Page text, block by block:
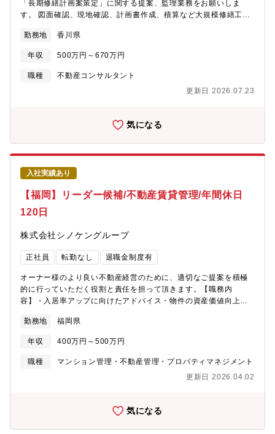
「長期修繕計画案策定」に関する提案、監理業務をお願いしま
す。 図面確認、現地確認、計画書作成、積算など大規模修繕工事
数多くの分譲マンションの管理業務を受託しており、各マンショ
ンの担当者（フロント）と連携しながら、分譲マンションにお住
まいのお客様（管理組合）の要望や経過年数に応じた修繕計画を
立案します。■現地調査、建物の劣化診断実際に該当物件に行き、
します。 ※近県へ出張することもありますが、慣れるまでは先
担当者と同席し、工事内容の説明を行います。■受注後は、当社グ
ループの建設会社と協力体制を築き、施主側の立場で契約までの
サポートを行います。【働きやすい環境を目指しています】・フ
レックスタイム制で、社員それぞれのライフスタイルに合った柔
軟な勤務時間帯を選択出来ます。・業務システムが19時にシャッ
トダウンするため、ほとんどの社員はその時間までに退社してい
ます。・入退室時のチェックシステムに加えてPCログの確認もし
ているため、過度な残業やサービス残業が発生しないよう労務管
理に気を配っています。・転勤について：ブロック制度（会社指
する場合は本人の希望や家庭事情等を事前に確認しています。転
居を伴う異動が発生する場合は、各種手当あり。【募集部門】分
譲マンションの大規模修繕に関する提案・コンサル業務【募集の
背景】「わたしたちは“しあわせ『感』理”を実現します」という企
業理念のもと、お客様の資産であるマンションの価値の維持・向
上に注力してきました。 これまで500棟を超える大規模修繕工事
の施工実績ありますが、工事を担うグループの建設会社と共に自
社で監理できる体制をさらに強化していくため、専門知識を持っ
勤務地 香川県
年収 500万円～670万円
職種
不動産コンサルタント
更新日 2026.07.23
気になる
入社実績あり
【福岡】リーダー候補/不動産賃貸管理/年間休日
120日
株式会社シノケングループ
正社員 転勤なし 退職金制度有
オーナー様のより良い不動産経営のために、適切なご提案を積極
的に行っていただく役割と責任を担って頂きます。【職務内
容】・入居率アップに向けたアドバイス・物件の資産価値向上に
ー様に向けてのサービスの企画、提案・オーナー様への定期連
絡・チーム全体の進捗管理など※全国各地にオーナー様とは、原
則、電話かメールのみとなりますので出張はなく、福岡本社内で
の業務になります。【魅力】・日曜日は基本的に休みであり、年
広い専門知識が身につきます。・不動産に関するあらゆる専門職
ルアップしやすい環境です。【募集背景】売上好調による増員募
集です。【組織構成】株式会社シノケングループで雇用、株式会
社シノケンファシリティーズに在籍出向となります。
勤務地 福岡県
年収 400万円～500万円
職種
マンション管理・不動産管理・プロパティマネジメント
更新日 2026.04.02
気になる